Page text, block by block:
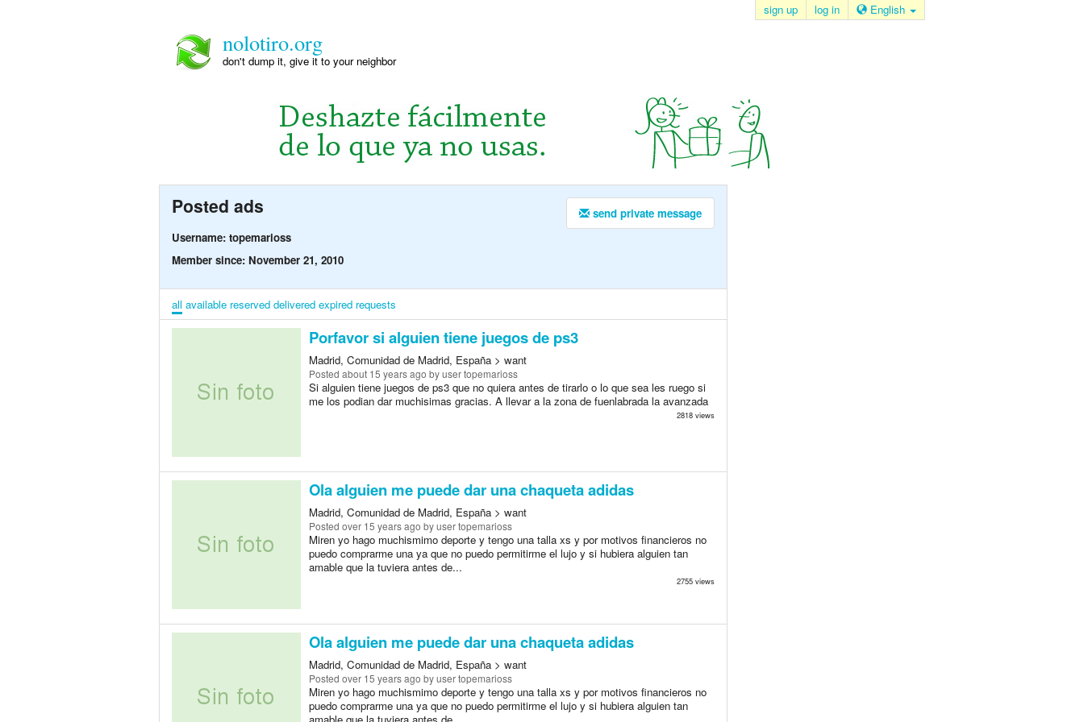
sign up log in English
nolotiro.org
don't dump it, give it to your neighbor
send private message
Posted ads
Username: topemarioss
Member since: November 21, 2010
all available reserved delivered expired requests
Porfavor si alguien tiene juegos de ps3
Madrid, Comunidad de Madrid, España > want
Posted about 15 years ago by user topemarioss
Si alguien tiene juegos de ps3 que no quiera antes de tirarlo o lo que sea les ruego si
me los podian dar muchisimas gracias. A llevar a la zona de fuenlabrada la avanzada
2818 views
Ola alguien me puede dar una chaqueta adidas
Madrid, Comunidad de Madrid, España > want
Posted over 15 years ago by user topemarioss
Miren yo hago muchismimo deporte y tengo una talla xs y por motivos financieros no
puedo comprarme una ya que no puedo permitirme el lujo y si hubiera alguien tan
amable que la tuviera antes de...
2755 views
Ola alguien me puede dar una chaqueta adidas
Madrid, Comunidad de Madrid, España > want
Posted over 15 years ago by user topemarioss
Miren yo hago muchismimo deporte y tengo una talla xs y por motivos financieros no
puedo comprarme una ya que no puedo permitirme el lujo y si hubiera alguien tan